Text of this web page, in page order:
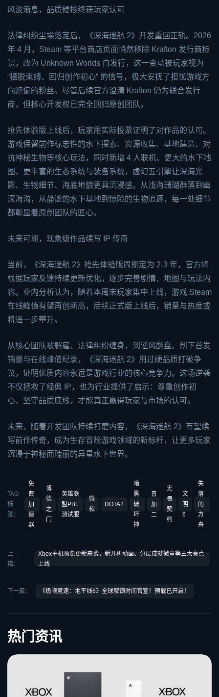
风波渐息，品质硬核终获玩家认可
法律纠纷尘埃落定后，《深海迷航 2》开发重回正轨。2026
年 4 月，Steam 等平台商店页面悄然移除 Krafton 发行商标
识，改为 Unknown Worlds 自发行，这一变动被玩家视为
“摆脱束缚、回归创作初心” 的信号，极大安抚了担忧游戏方
向跑偏的粉丝。尽管后续官方澄清 Krafton 仍为联合发行
商，但核心开发权已完全回归原创团队。
抢先体验版上线后，玩家用实际投票证明了对作品的认可。
游戏保留前作标志性的水下探索、资源收集、基地建造、对
抗神秘生物等核心玩法，同时新增 4 人联机、更大的水下地
图、更丰富的生态系统与装备系统，虚幻五引擎让深海光
影、生物细节、海底地貌更具沉浸感。从浅海珊瑚群落到幽
深海沟，从静谧的水下基地到惊险的生物追逐，每一处细节
都彰显着原创团队的匠心。
未来可期，现象级作品续写 IP 传奇
当前，《深海迷航 2》抢先体验版周期定为 2-3 年，官方将
根据玩家反馈持续更新优化，逐步完善剧情、地图与玩法内
容。业内分析认为，随着本周末玩家集中上线，游戏 Steam
在线峰值有望再创新高，后续正式版上线后，销量与热度或
将进一步攀升。
从核心团队被解雇、法律纠纷缠身，到逆风翻盘、创下首发
销量与在线峰值纪录，《深海迷航 2》用过硬品质打破争
议，证明优质内容永远是游戏行业的核心竞争力。这场逆袭
不仅拯救了经典 IP，也为行业提供了启示：尊重创作初
心、坚守品质底线，才能真正赢得玩家与市场的认可。
未来，随着开发团队持续打磨内容，《深海迷航 2》有望续
写前作传奇，成为生存冒险游戏领域的新标杆，让更多玩家
沉浸于神秘而瑰丽的异星水下世界。
TAG
标
签：
免
费
加
速
器
博
德
之
门
英雄联
盟PBE
测试服
微
软
DOTA2
暗
黑
破
坏
神
喜
加
二
无
畏
契
约
文
明
6
失
落
的
方
舟
上一
篇：
Xbox主机预览更新来袭，新开机动画、分层成就徽章等三大亮点
上线
下一篇： 《极限竞速：地平线6》全球解锁时间官宣！预载已开启！
热门资讯